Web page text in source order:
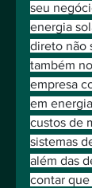
seu
energia
direto não
também
empresa
em
custos de
sistemas
além das
contar